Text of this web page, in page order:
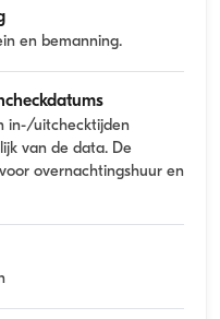
en bemanning.
in-/uitchecktijden
van de data. De
overnachtingshuur en